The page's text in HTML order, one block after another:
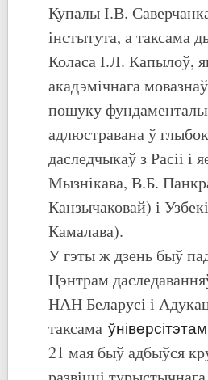
Купалы І.В.
інстытута, а таксама
Коласа І.Л. Капылоў,
акадэмічнага
пошуку
адлюстравана ў
даследчыкаў з Расіі
Мызнікава, В.Б.
Канзычаковай) і
Камалава).
У гэты ж дзень быў
Цэнтрам
НАН Беларусі і
таксама
21 мая быў адбыўся